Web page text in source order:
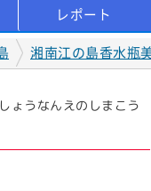
レポート
湘南江の島香水瓶
しょうなんえのしまこう